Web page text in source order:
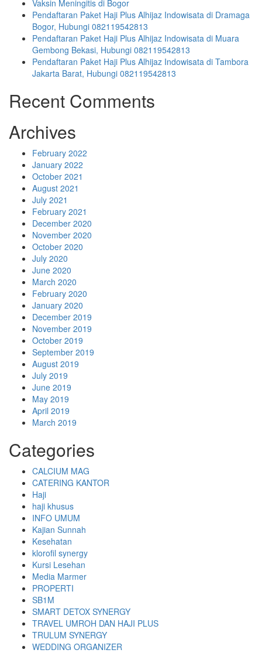
Vaksin Meningitis di Bogor
Pendaftaran Paket Haji Plus Alhijaz Indowisata di Dramaga
Bogor, Hubungi 082119542813
Pendaftaran Paket Haji Plus Alhijaz Indowisata di Muara
Gembong Bekasi, Hubungi 082119542813
Pendaftaran Paket Haji Plus Alhijaz Indowisata di Tambora
Jakarta Barat, Hubungi 082119542813
Recent Comments
Archives
February 2022
January 2022
October 2021
August 2021
July 2021
February 2021
December 2020
November 2020
October 2020
July 2020
June 2020
March 2020
February 2020
January 2020
December 2019
November 2019
October 2019
September 2019
August 2019
July 2019
June 2019
May 2019
April 2019
March 2019
Categories
CALCIUM MAG
CATERING KANTOR
Haji
haji khusus
INFO UMUM
Kajian Sunnah
Kesehatan
klorofil synergy
Kursi Lesehan
Media Marmer
PROPERTI
SB1M
SMART DETOX SYNERGY
TRAVEL UMROH DAN HAJI PLUS
TRULUM SYNERGY
WEDDING ORGANIZER